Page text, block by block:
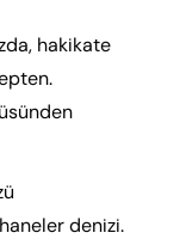
hakikate
denizi.